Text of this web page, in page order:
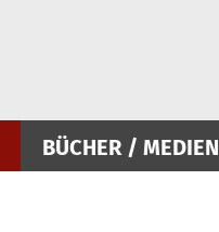
BÜCHER / MEDIEN